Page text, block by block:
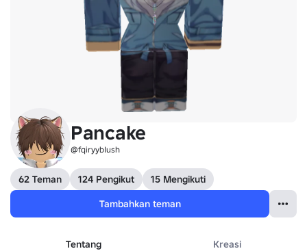
Pancake
@fqiryybIush
62 Teman 124 Pengikut
15 Mengikuti
Tambahkan teman
Tentang Kreasi